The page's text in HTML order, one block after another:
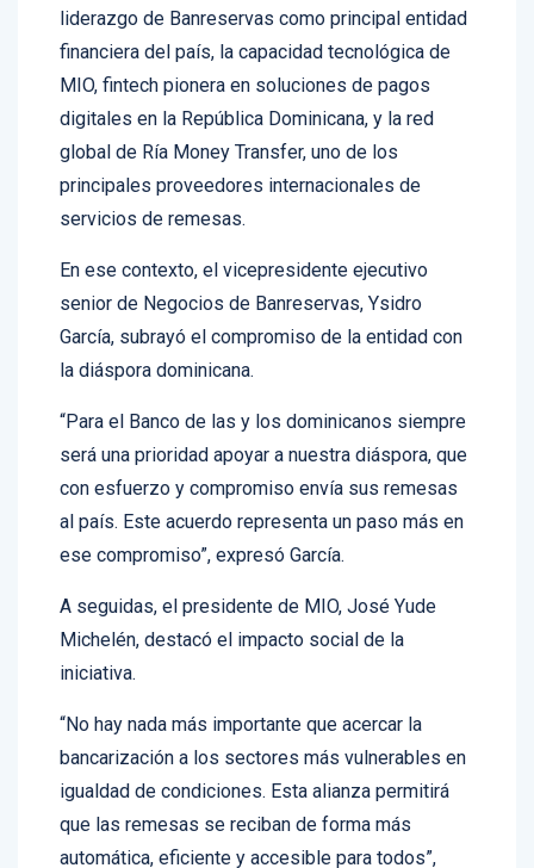
Este acuerdo tripartito integra la experiencia y
liderazgo de Banreservas como principal entidad
financiera del país, la capacidad tecnológica de
MIO, fintech pionera en soluciones de pagos
digitales en la República Dominicana, y la red
global de Ría Money Transfer, uno de los
principales proveedores internacionales de
En ese contexto, el vicepresidente ejecutivo
senior de Negocios de Banreservas, Ysidro
García, subrayó el compromiso de la entidad con
“Para el Banco de las y los dominicanos siempre
será una prioridad apoyar a nuestra diáspora, que
con esfuerzo y compromiso envía sus remesas
al país. Este acuerdo representa un paso más en
A seguidas, el presidente de MIO, José Yude
Michelén, destacó el impacto social de la
“No hay nada más importante que acercar la
bancarización a los sectores más vulnerables en
igualdad de condiciones. Esta alianza permitirá
que las remesas se reciban de forma más